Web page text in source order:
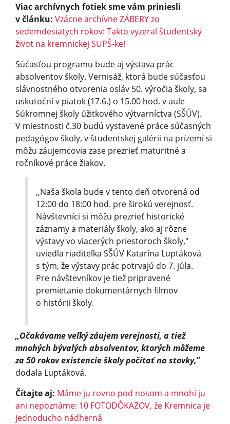
Viac archívnych fotiek sme vám priniesli
v článku: Vzácne archívne ZÁBERY zo
sedemdesiatych rokov: Takto vyzeral študentský
život na kremnickej SUPŠ-ke!
Súčasťou programu bude aj výstava prác
absolventov školy. Vernisáž, ktorá bude súčasťou
slávnostného otvorenia osláv 50. výročia školy, sa
uskutoční v piatok (17.6.) o 15.00 hod. v aule
Súkromnej školy úžitkového výtvarníctva (SŠÚV).
V miestnosti č.30 budú vystavené práce súčasných
pedagógov školy, v študentskej galérii na prízemí si
môžu záujemcovia zase prezrieť maturitné a
ročníkové práce žiakov.
,,Naša škola bude v tento deň otvorená od
12:00 do 18:00 hod. pre širokú verejnosť.
Návštevníci si môžu prezrieť historické
záznamy a materiály školy, ako aj rôzne
výstavy vo viacerých priestoroch školy,"
uviedla riaditeľka SŠÚV Katarína Luptáková
s tým, že výstavy prác potrvajú do 7. júla.
Pre návštevníkov je tiež pripravené
premietanie dokumentárnych filmov
o histórii školy.
,,Očakávame veľký záujem verejnosti, a tiež
mnohých bývalých absolventov, ktorých môžeme
za 50 rokov existencie školy počítať na stovky,"
dodala Luptáková.
Čítajte aj: Máme ju rovno pod nosom a mnohí ju
ani nepoznáme: 10 FOTODÔKAZOV, že Kremnica je
jednoducho nádherná